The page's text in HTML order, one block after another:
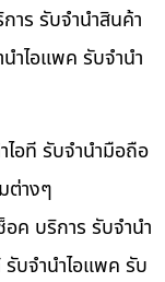
าร รับจำนำสินค้า
ำไอแพค รับจำนำ
ไอที รับจำนำมือถือ
ต่างๆ
ค บริการ รับจำนำ
บจำนำไอแพค รับ